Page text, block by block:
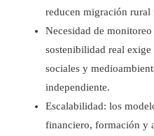
reducen migración rural
Necesidad de
sostenibilidad real
sociales y
independiente.
Escalabilidad: los
financiero, formación y